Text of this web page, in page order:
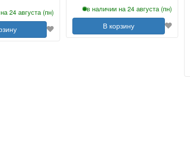
24 августа (пн) в наличии на 24 августа (пн)
В корзину